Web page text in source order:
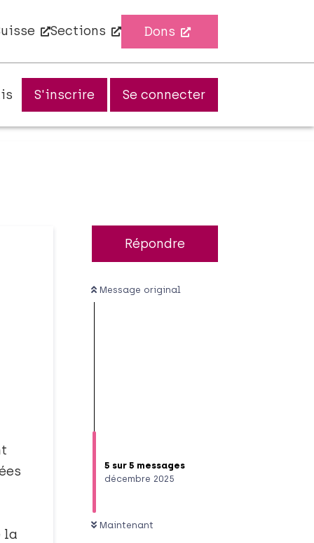
Sections Dons
S'inscrire Se connecter
Répondre
Message original
5 sur 5 messages
décembre 2025
Maintenant
la